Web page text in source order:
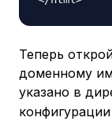
Теперь
доменному
указано в